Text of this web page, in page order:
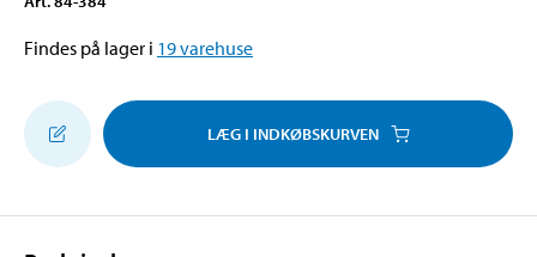
Findes på lager i 19varehuse
LÆG I INDKØBSKURVEN